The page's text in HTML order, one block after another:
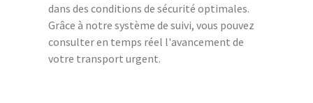
dans des conditions de sécurité optimales.
Grâce à notre système de suivi, vous pouvez
consulter en temps réel l'avancement de
votre transport urgent.